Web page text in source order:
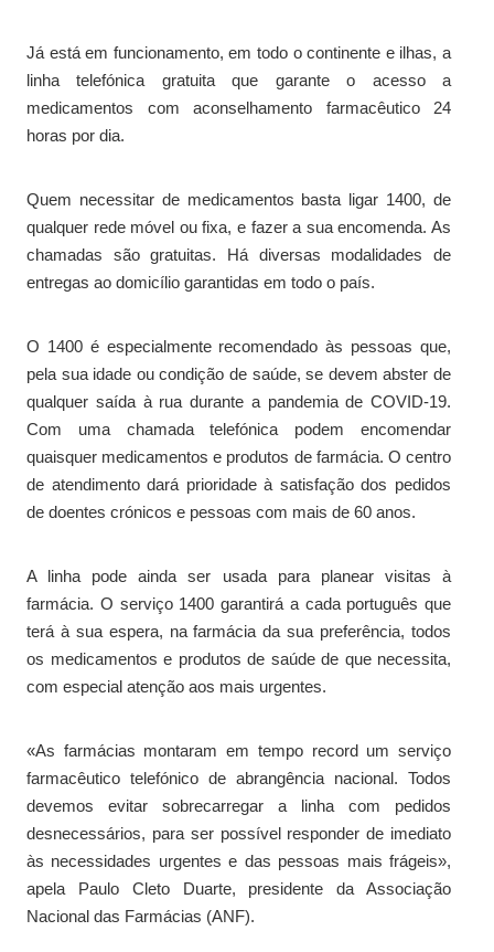
Já está em funcionamento, em todo o continente e ilhas, a
linha telefónica gratuita que garante o acesso a
medicamentos com aconselhamento farmacêutico 24
horas por dia.
Quem necessitar de medicamentos basta ligar 1400, de
qualquer rede móvel ou fixa, e fazer a sua encomenda. As
chamadas são gratuitas. Há diversas modalidades de
entregas ao domicílio garantidas em todo o país.
O 1400 é especialmente recomendado às pessoas que,
pela sua idade ou condição de saúde, se devem abster de
qualquer saída à rua durante a pandemia de COVID-19.
Com uma chamada telefónica podem encomendar
quaisquer medicamentos e produtos de farmácia. O centro
de atendimento dará prioridade à satisfação dos pedidos
de doentes crónicos e pessoas com mais de 60 anos.
A linha pode ainda ser usada para planear visitas à
farmácia. O serviço 1400 garantirá a cada português que
terá à sua espera, na farmácia da sua preferência, todos
os medicamentos e produtos de saúde de que necessita,
com especial atenção aos mais urgentes.
«As farmácias montaram em tempo record um serviço
farmacêutico telefónico de abrangência nacional. Todos
devemos evitar sobrecarregar a linha com pedidos
desnecessários, para ser possível responder de imediato
às necessidades urgentes e das pessoas mais frágeis»,
apela Paulo Cleto Duarte, presidente da Associação
Nacional das Farmácias (ANF).